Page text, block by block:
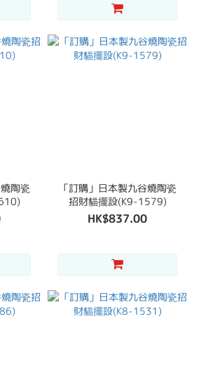
陶瓷
「訂購」日本製九谷燒陶瓷
招財貓擺設(K9-1579)
HK$837.00